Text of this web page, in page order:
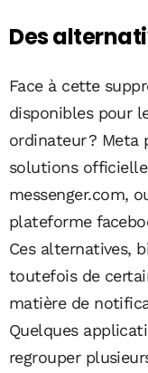
Des
Face à cette
disponibles pour
ordinateur ? Meta
solutions
messenger.com,
plateforme
Ces alternatives,
toutefois de
matière de
Quelques
regrouper